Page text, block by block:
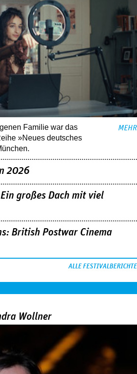
Familie war das
»Neues deutsches
MEHR
2026
großes Dach mit viel
British Postwar Cinema
ALLE FESTIVALBERICHTE
Wollner